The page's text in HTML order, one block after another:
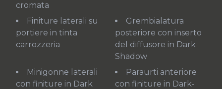
cromata
Finiture laterali su
portiere in tinta
carrozzeria
Grembialatura
posteriore con inserto
del diffusore in Dark
Shadow
Minigonne laterali
con finiture in Dark
Paraurti anteriore
con finiture in Dark-